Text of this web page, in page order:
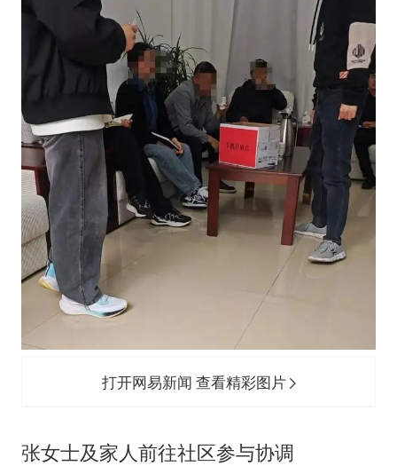
打开网易新闻 查看精彩图片
张女士及家人前往社区参与协调